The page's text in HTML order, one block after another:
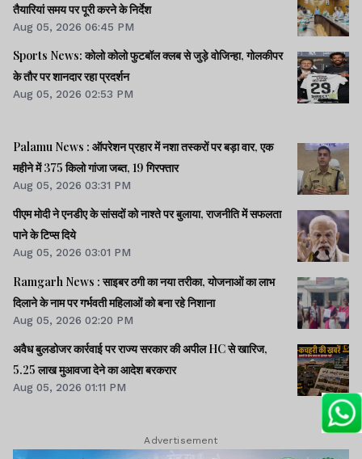
तैयारियां समय पर पूरी करने के निर्देश
Aug 05, 2026 06:45 PM
Sports News: कोलो कोलो फुटबॉल क्लब से जुड़े वोजिन्हा, गोलकीपर
के तौर पर शानदार रहा प्रदर्शन
Aug 05, 2026 02:53 PM
Palamu News : ऑपरेशन प्रहार में नशा तस्करों पर बड़ा वार, एक
महीने में 375 किलो गांजा जब्त, 19 गिरफ्तार
Aug 05, 2026 03:31 PM
पीएम मोदी ने एनडीए के सांसदों को नाश्ते पर बुलाया, राजनीति में सफलता
पाने के टिप्स दिये
Aug 05, 2026 03:01 PM
Ramgarh News : साइबर ठगी का नया तरीका, योजनाओं का लाभ
दिलाने के नाम पर गर्भवती महिलाओं को बना रहे निशाना
Aug 05, 2026 02:20 PM
अवैध बुलडोजर कार्रवाई पर राज्य सरकार की अपील HC से खारिज,
5.25 लाख मुआवजा देने का आदेश बरकरार
Aug 05, 2026 01:11 PM
Advertisement